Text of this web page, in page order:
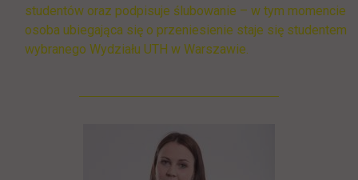
studentów oraz podpisuje ślubowanie – w tym momencie
osoba ubiegająca się o przeniesienie staje się studentem
wybranego Wydziału UTH w Warszawie.